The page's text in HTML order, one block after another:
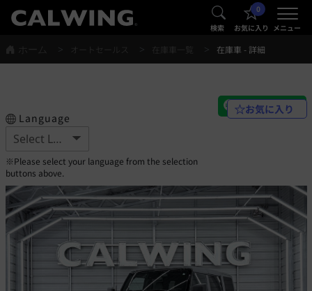
® 検索
0
お気に入り メニュー
®
在庫車 - 詳細
Language
※Please select your language from the selection
buttons above.
お気に入り